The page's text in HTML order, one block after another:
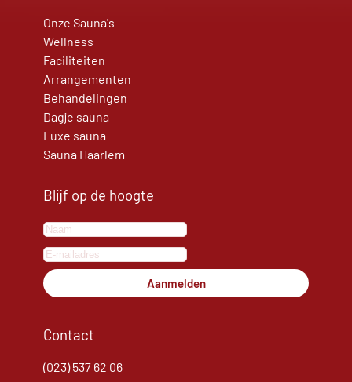
Onze Sauna's
Wellness
Faciliteiten
Arrangementen
Behandelingen
Dagje sauna
Luxe sauna
Sauna Haarlem
Blijf op de hoogte
Aanmelden
Contact
(023) 537 62 06